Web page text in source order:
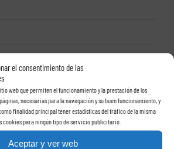
el consentimiento de las
web que permiten el funcionamiento y la prestación de los
necesarias para la navegación y su buen funcionamiento, y
finalidad principal tener estadísticas del tráfico de la misma
cookies para ningún tipo de servicio publicitario.
Aceptar y ver web